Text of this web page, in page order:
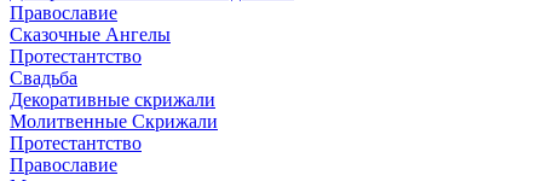
Православие
Сказочные Ангелы
Протестантство
Свадьба
Декоративные скрижали
Молитвенные Скрижали
Протестантство
Православие